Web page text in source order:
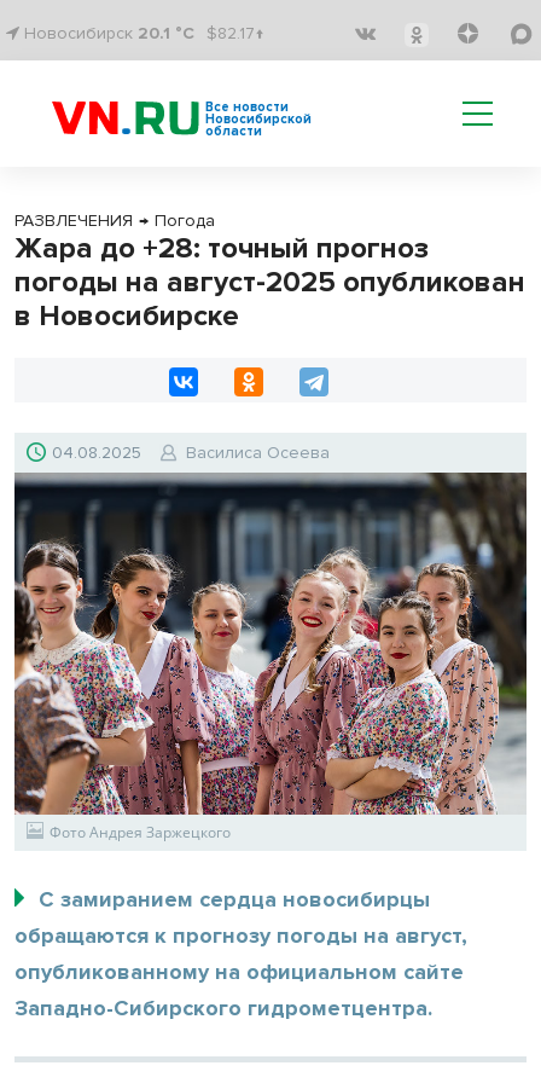
Новосибирск 20.1 °C $82.17↑
Все новости
Новосибирской
области
РАЗВЛЕЧЕНИЯ → Погода
Жара до +28: точный прогноз
погоды на август-2025 опубликован
в Новосибирске
04.08.2025 Василиса Осеева
Фото Андрея Заржецкого
С замиранием сердца новосибирцы
обращаются к прогнозу погоды на август,
опубликованному на официальном сайте
Западно-Сибирского гидрометцентра.